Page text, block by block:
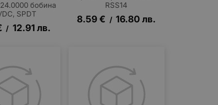
бобина
SPDT
/ 12.91 лв.
RSS14
8.59€ / 16.80 лв.